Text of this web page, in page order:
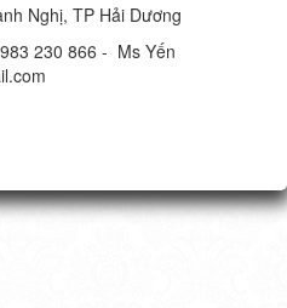
Nghị, TP Hải Dương
230 866 - Ms Yến